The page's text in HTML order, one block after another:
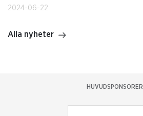
2024-06-22
Alla nyheter
HUVUDSPONSORER